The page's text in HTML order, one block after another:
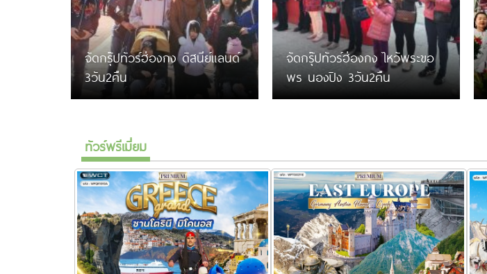
จัดกรุ๊ปทัวร์ฮ่องกง ดิสนีย์แลนด์
3วัน2คืน
จัดกรุ๊ปทัวร์ฮ่องกง ไหว้พระขอ
พร นองปิง 3วัน2คืน
ทัวร์พรีเมี่ยม